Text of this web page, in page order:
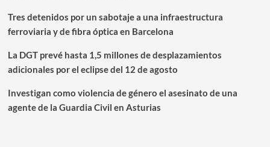
Tres detenidos por un sabotaje a una infraestructura
ferroviaria y de fibra óptica en Barcelona
La DGT prevé hasta 1,5 millones de desplazamientos
adicionales por el eclipse del 12 de agosto
Investigan como violencia de género el asesinato de una
agente de la Guardia Civil en Asturias